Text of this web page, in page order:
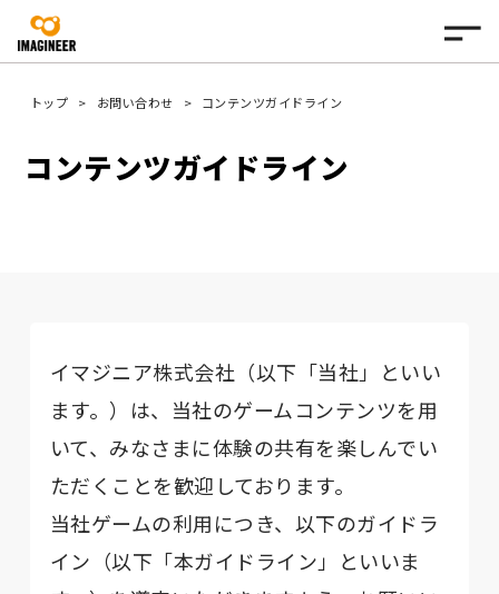
トップ お問い合わせ コンテンツガイドライン
コンテンツガイドライン
イマジニア株式会社（以下「当社」といい
ます。）は、当社のゲームコンテンツを用
いて、みなさまに体験の共有を楽しんでい
ただくことを歓迎しております。
当社ゲームの利用につき、以下のガイドラ
イン（以下「本ガイドライン」といいま